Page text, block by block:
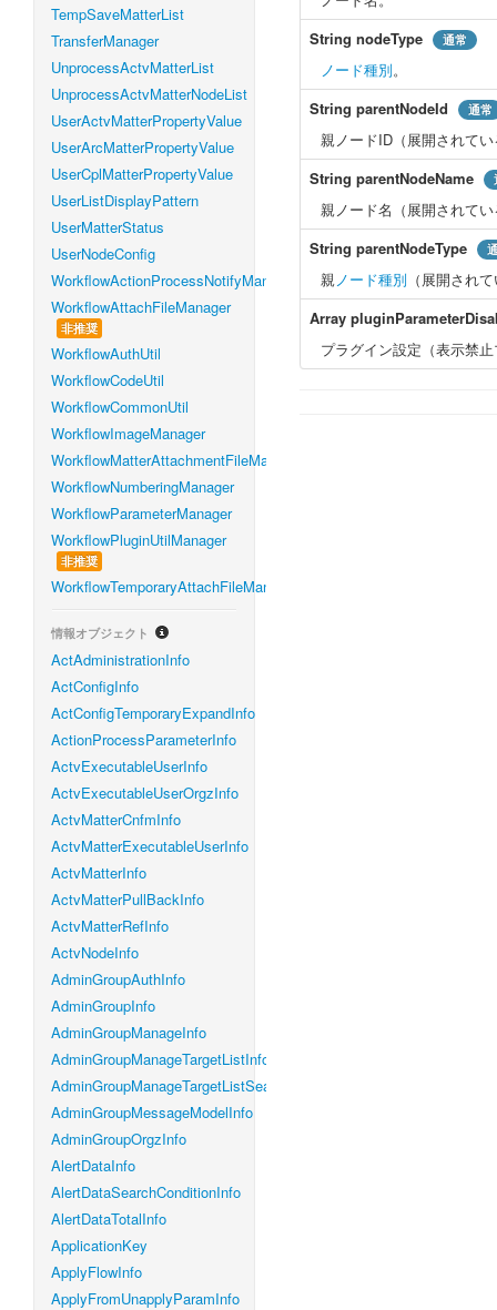
TempSaveMatterList
TransferManager
UnprocessActvMatterList
UnprocessActvMatterNodeList
UserActvMatterPropertyValue
UserArcMatterPropertyValue
UserCplMatterPropertyValue
UserListDisplayPattern
UserMatterStatus
UserNodeConfig
WorkflowActionProcessNotifyManager
WorkflowAttachFileManager
非推奨
WorkflowAuthUtil
WorkflowCodeUtil
WorkflowCommonUtil
WorkflowImageManager
WorkflowMatterAttachmentFileManager
WorkflowNumberingManager
WorkflowParameterManager
WorkflowPluginUtilManager
非推奨
WorkflowTemporaryAttachFileManager
情報オブジェクト
ActAdministrationInfo
ActConfigInfo
ActConfigTemporaryExpandInfo
ActionProcessParameterInfo
ActvExecutableUserInfo
ActvExecutableUserOrgzInfo
ActvMatterCnfmInfo
ActvMatterExecutableUserInfo
ActvMatterInfo
ActvMatterPullBackInfo
ActvMatterRefInfo
ActvNodeInfo
AdminGroupAuthInfo
AdminGroupInfo
AdminGroupManageInfo
AdminGroupManageTargetListInfo
AdminGroupManageTargetListSearchConditionInfo
AdminGroupMessageModelInfo
AdminGroupOrgzInfo
AlertDataInfo
AlertDataSearchConditionInfo
AlertDataTotalInfo
ApplicationKey
ApplyFlowInfo
ApplyFromUnapplyParamInfo
String nodeType 通常
ノード種別。
String parentNodeId 通常
親ノードID（展開されて
String parentNodeName
親ノード名（展開されて
String parentNodeType
親ノード種別 （展開され
Array
プラグイン設定（表示禁